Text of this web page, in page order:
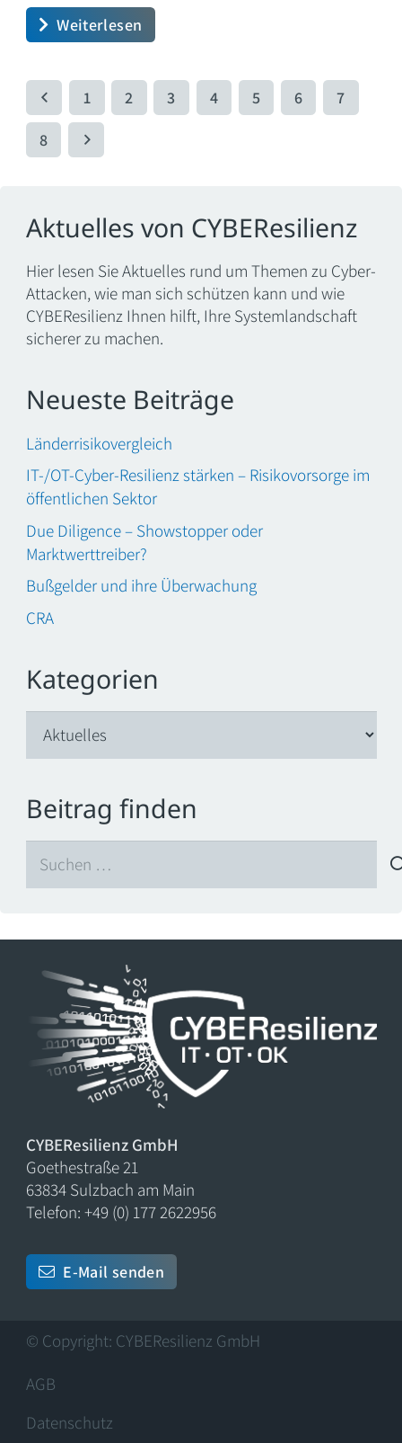
Weiterlesen
1 2 3 4 5 6 7
8
Aktuelles von CYBEResilienz
Hier lesen Sie Aktuelles rund um Themen zu Cyber-
Attacken, wie man sich schützen kann und wie
CYBEResilienz Ihnen hilft, Ihre Systemlandschaft
sicherer zu machen.
Neueste Beiträge
Länderrisikovergleich
IT-/OT-Cyber-Resilienz stärken – Risikovorsorge im
öffentlichen Sektor
Due Diligence – Showstopper oder
Marktwerttreiber?
Bußgelder und ihre Überwachung
CRA
Kategorien
Beitrag finden
nach:
CYBEResilienz GmbH
Goethestraße 21
63834 Sulzbach am Main
Telefon: +49 (0) 177 2622956
E-Mail senden
© Copyright: CYBEResilienz GmbH
AGB
Datenschutz